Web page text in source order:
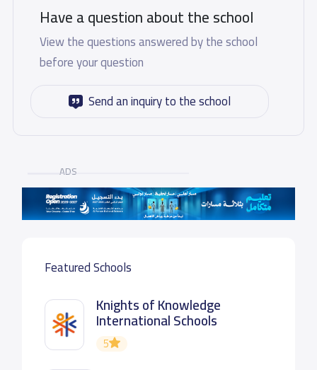
Have a question about the school
View the questions answered by the school
before your question
Send an inquiry to the school
ADS
Featured Schools
Knights of Knowledge
International Schools
5